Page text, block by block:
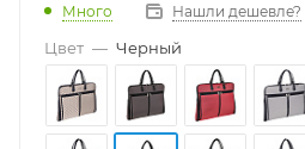
Много Нашли дешевле?
Цвет — Черный